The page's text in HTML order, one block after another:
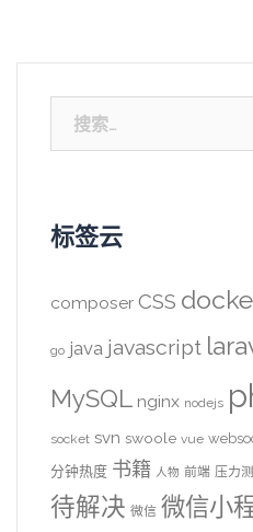
索：
标签云
composer CSS
go java javascript
MySQL nginx nodejs
socket svn swoole vue
分钟热度 书籍 人物 前端 压力
待解决 微信 微信小